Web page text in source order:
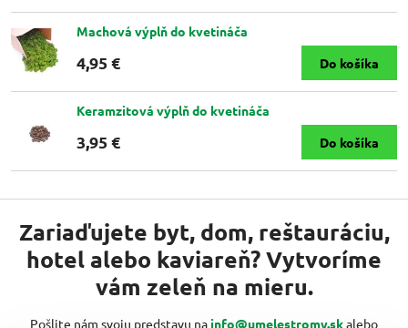
Machová výplň do kvetináča
4,95 € Do košíka
Keramzitová výplň do kvetináča
3,95 € Do košíka
Zariaďujete byt, dom, reštauráciu,
hotel alebo kaviareň? Vytvoríme
vám zeleň na mieru.
Pošlite nám svoju predstavu na info@umelestromy.skalebo